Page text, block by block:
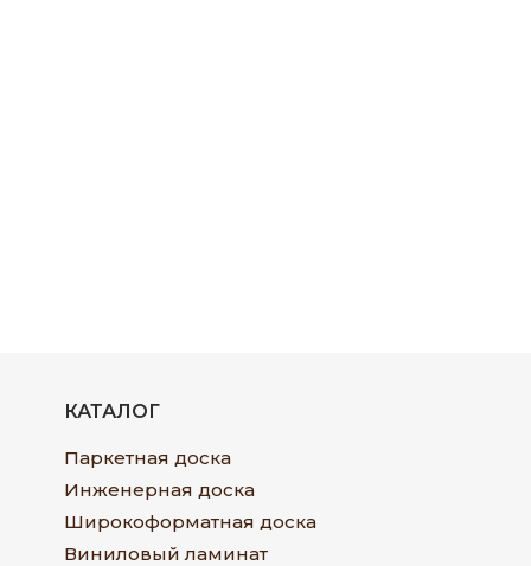
КАТАЛОГ
Паркетная доска
Инженерная доска
Широкоформатная доска
Виниловый ламинат